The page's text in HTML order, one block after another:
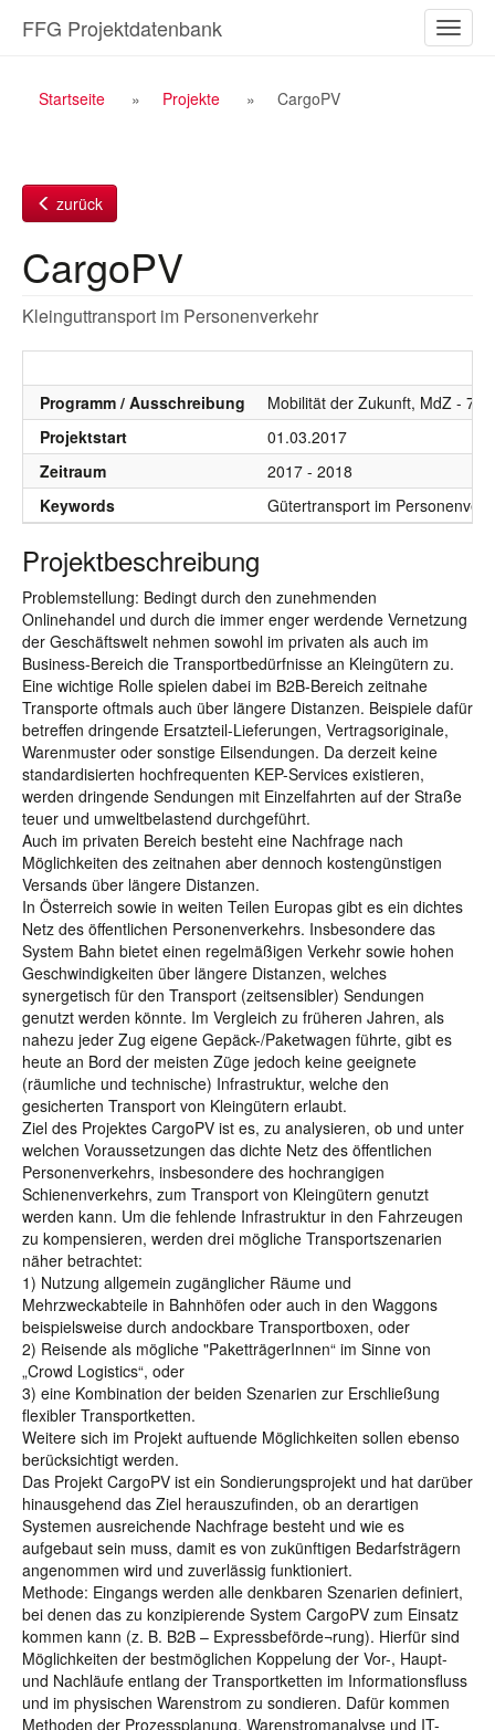
Inhalt
ein-/
FFG Projektdatenbank
Breadcrumb
Startseite Projekte CargoPV
zurück
CargoPV
Kleinguttransport im Personenverkehr
Programm / Ausschreibung
Mobilität der Zukunft, MdZ - 7.
Projektstart
01.03.2017
Zeitraum
2017 - 2018
Keywords
Gütertransport im
Projektbeschreibung
Problemstellung: Bedingt durch den zunehmenden
Onlinehandel und durch die immer enger werdende Vernetzung
der Geschäftswelt nehmen sowohl im privaten als auch im
Business-Bereich die Transportbedürfnisse an Kleingütern zu.
Eine wichtige Rolle spielen dabei im B2B-Bereich zeitnahe
Transporte oftmals auch über längere Distanzen. Beispiele dafür
betreffen dringende Ersatzteil-Lieferungen, Vertragsoriginale,
Warenmuster oder sonstige Eilsendungen. Da derzeit keine
standardisierten hochfrequenten KEP-Services existieren,
werden dringende Sendungen mit Einzelfahrten auf der Straße
teuer und umweltbelastend durchgeführt.
Auch im privaten Bereich besteht eine Nachfrage nach
Möglichkeiten des zeitnahen aber dennoch kostengünstigen
Versands über längere Distanzen.
In Österreich sowie in weiten Teilen Europas gibt es ein dichtes
Netz des öffentlichen Personenverkehrs. Insbesondere das
System Bahn bietet einen regelmäßigen Verkehr sowie hohen
Geschwindigkeiten über längere Distanzen, welches
synergetisch für den Transport (zeitsensibler) Sendungen
genutzt werden könnte. Im Vergleich zu früheren Jahren, als
nahezu jeder Zug eigene Gepäck-/Paketwagen führte, gibt es
heute an Bord der meisten Züge jedoch keine geeignete
(räumliche und technische) Infrastruktur, welche den
gesicherten Transport von Kleingütern erlaubt.
Ziel des Projektes CargoPV ist es, zu analysieren, ob und unter
welchen Voraussetzungen das dichte Netz des öffentlichen
Personenverkehrs, insbesondere des hochrangigen
Schienenverkehrs, zum Transport von Kleingütern genutzt
werden kann. Um die fehlende Infrastruktur in den Fahrzeugen
zu kompensieren, werden drei mögliche Transportszenarien
näher betrachtet:
1) Nutzung allgemein zugänglicher Räume und
Mehrzweckabteile in Bahnhöfen oder auch in den Waggons
beispielsweise durch andockbare Transportboxen, oder
2) Reisende als mögliche "PaketträgerInnen“ im Sinne von
„Crowd Logistics“, oder
3) eine Kombination der beiden Szenarien zur Erschließung
flexibler Transportketten.
Weitere sich im Projekt auftuende Möglichkeiten sollen ebenso
berücksichtigt werden.
Das Projekt CargoPV ist ein Sondierungsprojekt und hat darüber
hinausgehend das Ziel herauszufinden, ob an derartigen
Systemen ausreichende Nachfrage besteht und wie es
aufgebaut sein muss, damit es von zukünftigen Bedarfsträgern
angenommen wird und zuverlässig funktioniert.
Methode: Eingangs werden alle denkbaren Szenarien definiert,
bei denen das zu konzipierende System CargoPV zum Einsatz
kommen kann (z. B. B2B – Expressbeförde¬rung). Hierfür sind
Möglichkeiten der bestmöglichen Koppelung der Vor-, Haupt-
und Nachläufe entlang der Transportketten im Informationsfluss
und im physischen Warenstrom zu sondieren. Dafür kommen
Methoden der Prozessplanung, Warenstromanalyse und IT-